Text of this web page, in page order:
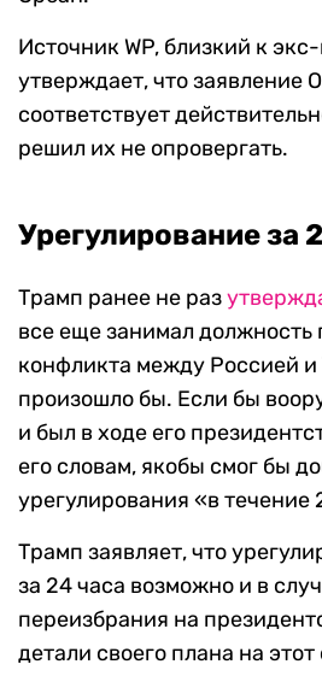
Источник WP, близкий к
утверждает, что заявление
соответствует
решил их не опровергать.
Урегулирование за
Трамп ранее не раз
все еще занимал
конфликта между Россией
произошло бы. Если бы
и был в ходе его
его словам, якобы смог бы
урегулирования «в течение
Трамп заявляет, что
за 24 часа возможно и в
переизбрания на
детали своего плана на